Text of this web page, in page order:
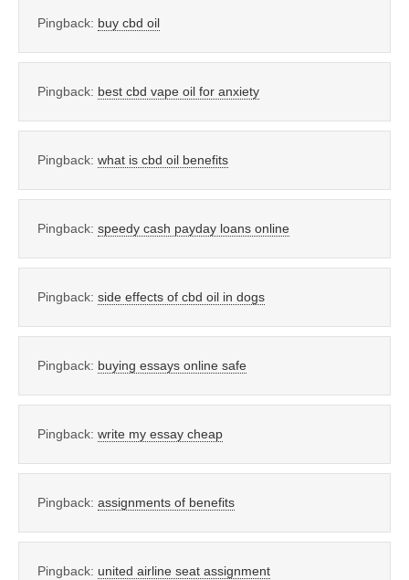
Pingback: buy cbd oil
Pingback: best cbd vape oil for anxiety
Pingback: what is cbd oil benefits
Pingback: speedy cash payday loans online
Pingback: side effects of cbd oil in dogs
Pingback: buying essays online safe
Pingback: write my essay cheap
Pingback: assignments of benefits
Pingback: united airline seat assignment